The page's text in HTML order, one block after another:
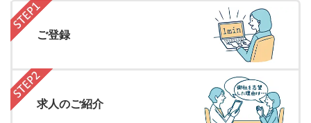
ご登録
求人のご紹介